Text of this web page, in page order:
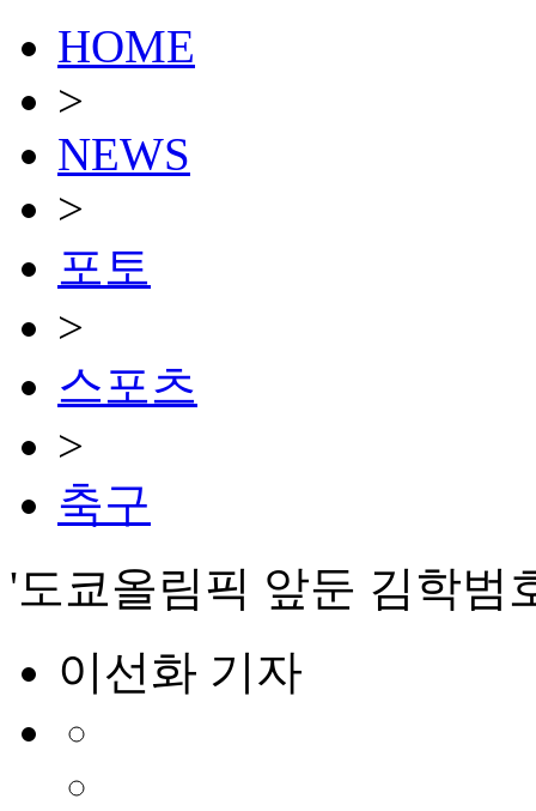
HOME
>
NEWS
>
포토
>
스포츠
>
축구
'도쿄올림픽 앞둔 김학
이선화 기자